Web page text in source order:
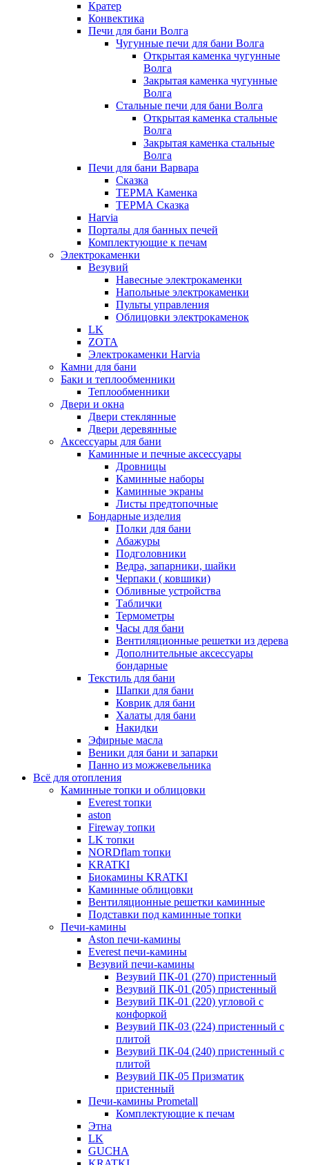
Кратер
Конвектика
Печи для бани Волга
Чугунные печи для бани Волга
Открытая каменка чугунные
Волга
Закрытая каменка чугунные
Волга
Стальные печи для бани Волга
Открытая каменка стальные
Волга
Закрытая каменка стальные
Волга
Печи для бани Варвара
Сказка
ТЕРМА Каменка
ТЕРМА Сказка
Harvia
Порталы для банных печей
Комплектующие к печам
Электрокаменки
Везувий
Навесные электрокаменки
Напольные электрокаменки
Пульты управления
Облицовки электрокаменок
LK
ZOTA
Электрокаменки Harvia
Камни для бани
Баки и теплообменники
Теплообменники
Двери и окна
Двери стеклянные
Двери деревянные
Аксессуары для бани
Каминные и печные аксессуары
Дровницы
Каминные наборы
Каминные экраны
Листы предтопочные
Бондарные изделия
Полки для бани
Абажуры
Подголовники
Ведра, запарники, шайки
Черпаки ( ковшики)
Обливные устройства
Таблички
Термометры
Часы для бани
Вентиляционные решетки из дерева
Дополнительные аксессуары
бондарные
Текстиль для бани
Шапки для бани
Коврик для бани
Халаты для бани
Накидки
Эфирные масла
Веники для бани и запарки
Панно из можжевельника
Всё для отопления
Каминные топки и облицовки
Everest топки
aston
Fireway топки
LK топки
NORDflam топки
KRATKI
Биокамины KRATKI
Каминные облицовки
Вентиляционные решетки каминные
Подставки под каминные топки
Печи-камины
Aston печи-камины
Everest печи-камины
Везувий печи-камины
Везувий ПК-01 (270) пристенный
Везувий ПК-01 (205) пристенный
Везувий ПК-01 (220) угловой с
конфоркой
Везувий ПК-03 (224) пристенный с
плитой
Везувий ПК-04 (240) пристенный с
плитой
Везувий ПК-05 Призматик
пристенный
Печи-камины Prometall
Комплектующие к печам
Этна
LK
GUCHA